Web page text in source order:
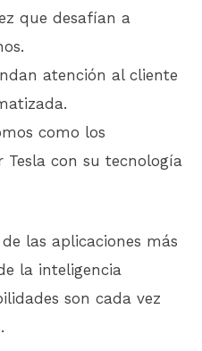
que desafían a
atención al cliente
como los
Tesla con su tecnología
las aplicaciones más
la inteligencia
son cada vez